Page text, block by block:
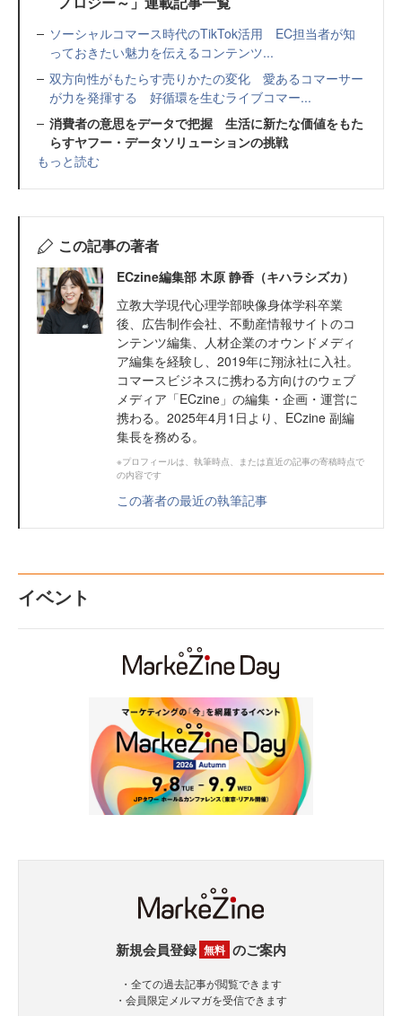
ソーシャルコマース時代のTikTok活用 EC担当者が知
っておきたい魅力を伝えるコンテンツ...
双方向性がもたらす売りかたの変化 愛あるコマーサー
が力を発揮する 好循環を生むライブコマー...
消費者の意思をデータで把握 生活に新たな価値をもた
らすヤフー・データソリューションの挑戦
もっと読む
この記事の著者
ECzine編集部 木原 静香（キハラシズカ）
立教大学現代心理学部映像身体学科卒業
後、広告制作会社、不動産情報サイトのコ
ンテンツ編集、人材企業のオウンドメディ
ア編集を経験し、2019年に翔泳社に入社。
コマースビジネスに携わる方向けのウェブ
メディア「ECzine」の編集・企画・運営に
携わる。2025年4月1日より、ECzine 副編
集長を務める。
※プロフィールは、執筆時点、または直近の記事の寄稿時点で
の内容です
この著者の最近の執筆記事
イベント
新規会員登録 無料 のご案内
・全ての過去記事が閲覧できます
・会員限定メルマガを受信できます